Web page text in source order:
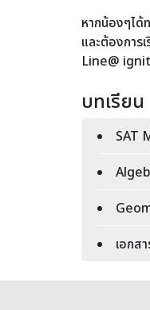
หากน้องๆไ
และต้องการ
Line@
บทเรียน
SAT
เอกส